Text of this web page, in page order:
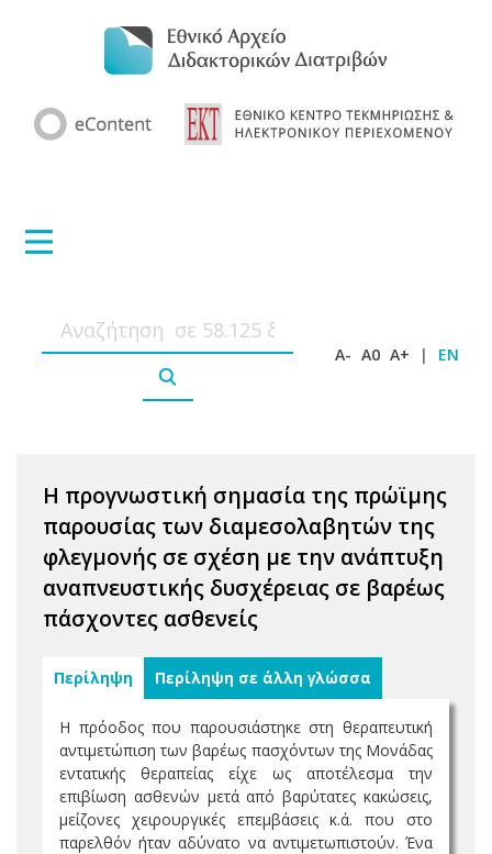
A- A0 A+ | EN
Η προγνωστική σημασία της πρώϊμης
παρουσίας των διαμεσολαβητών της
φλεγμονής σε σχέση με την ανάπτυξη
αναπνευστικής δυσχέρειας σε βαρέως
πάσχοντες ασθενείς
Περίληψη Περίληψη σε άλλη γλώσσα
H πρόοδος που παρουσιάστηκε στη θεραπευτική
αντιμετώπιση των βαρέως πασχόντων της Μονάδας
εντατικής θεραπείας είχε ως αποτέλεσμα την
επιβίωση ασθενών μετά από βαρύτατες κακώσεις,
μείζονες χειρουργικές επεμβάσεις κ.ά. που στο
παρελθόν ήταν αδύνατο να αντιμετωπιστούν. Ένα